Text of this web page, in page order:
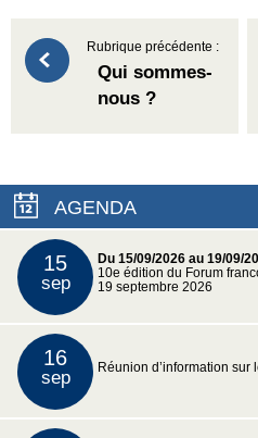
Rubrique précédente :
Qui sommes-
nous ?
AGENDA
15
sep
Du 15/09/2026 au 19/09/
10e édition du Forum
19 septembre 2026
16
sep Réunion d’information sur